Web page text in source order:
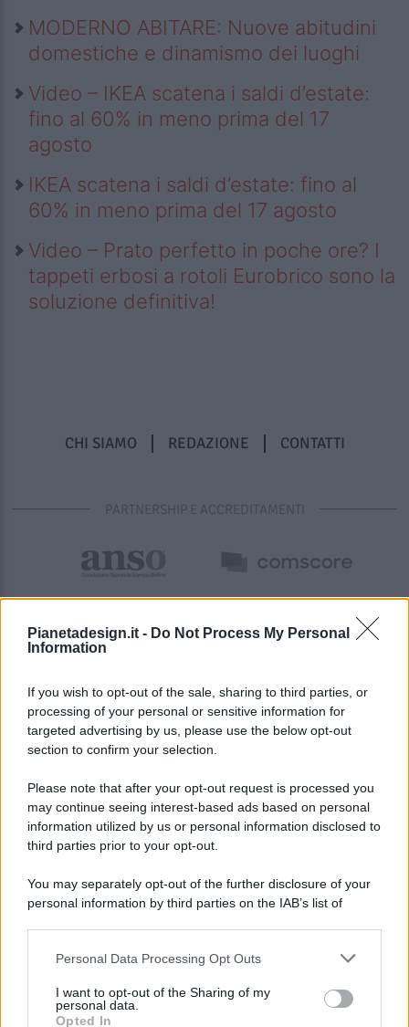
Pianetadesign.it - Do Not Process My Personal
Information
If you wish to opt-out of the sale, sharing to third parties, or
processing of your personal or sensitive information for
targeted advertising by us, please use the below opt-out
section to confirm your selection.
Please note that after your opt-out request is processed you
may continue seeing interest-based ads based on personal
information utilized by us or personal information disclosed to
third parties prior to your opt-out.
You may separately opt-out of the further disclosure of your
personal information by third parties on the IAB’s list of
This information may also be disclosed by us to third parties
disclose it to other third parties.
Personal Data Processing Opt Outs
I want to opt-out of the Sharing of my
personal data.
Opted In
MODERNO ABITARE: Nuove abitudini
domestiche e dinamismo dei luoghi
Video – IKEA scatena i saldi d’estate:
fino al 60% in meno prima del 17
agosto
IKEA scatena i saldi d’estate: fino al
60% in meno prima del 17 agosto
Video – Prato perfetto in poche ore? I
tappeti erbosi a rotoli Eurobrico sono la
soluzione definitiva!
CHI SIAMO REDAZIONE CONTATTI
PARTNERSHIP E ACCREDITAMENTI
© 2026 - Pianeta Design - P.IVA 04827280654 - Testata
Registrata Al Tribunale Di Nocera Inferiore N. 8/2020 - RG N.
ISCRIZIONE AL ROC N. 35792 – ISCRITTA ALL’ANSO
(ASSOCIAZIONE NAZIONALE STAMPA ONLINE)
PREFERENZE PRIVACY